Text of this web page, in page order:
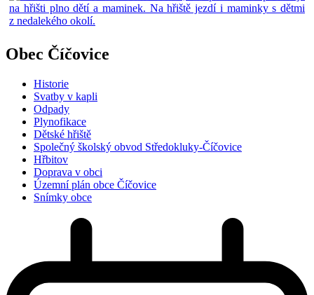
Obec Číčovice
Historie
Svatby v kapli
Odpady
Plynofikace
Dětské hřiště
Společný školský obvod Středokluky-Číčovice
Hřbitov
Doprava v obci
Územní plán obce Číčovice
Snímky obce